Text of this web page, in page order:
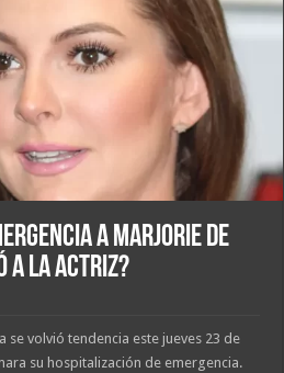
a Marjorie de
a la Actriz?
se volvió tendencia este jueves 23 de
su hospitalización de emergencia.